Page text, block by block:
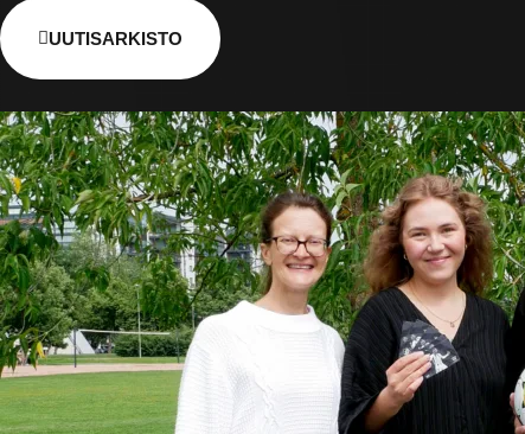
UUTISARKISTO